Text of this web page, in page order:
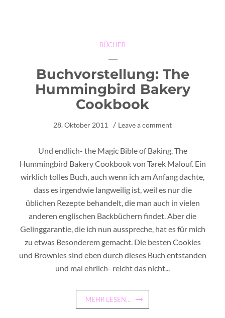
BÜCHER
Buchvorstellung: The
Hummingbird Bakery
Cookbook
28. Oktober 2011 Leave a comment
Und endlich- the Magic Bible of Baking. The
Hummingbird Bakery Cookbook von Tarek Malouf. Ein
wirklich tolles Buch, auch wenn ich am Anfang dachte,
dass es irgendwie langweilig ist, weil es nur die
üblichen Rezepte behandelt, die man auch in vielen
anderen englischen Backbüchern findet. Aber die
Gelinggarantie, die ich nun ausspreche, hat es für mich
zu etwas Besonderem gemacht. Die besten Cookies
und Brownies sind eben durch dieses Buch entstanden
und mal ehrlich- reicht das nicht...
MEHR LESEN...